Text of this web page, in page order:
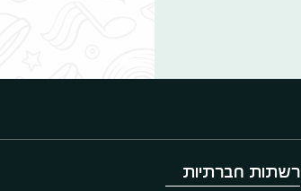
רשתות חברתיות